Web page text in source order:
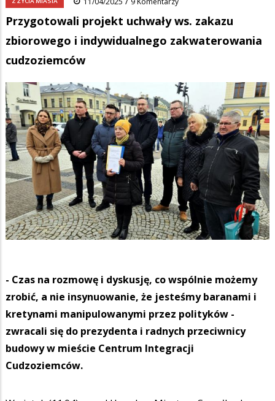
Przygotowali projekt uchwały ws. zakazu
zbiorowego i indywidualnego zakwaterowania
cudzoziemców
- Czas na rozmowę i dyskusję, co wspólnie możemy
zrobić, a nie insynuowanie, że jesteśmy baranami i
kretynami manipulowanymi przez polityków -
zwracali się do prezydenta i radnych przeciwnicy
budowy w mieście Centrum Integracji
Cudzoziemców.